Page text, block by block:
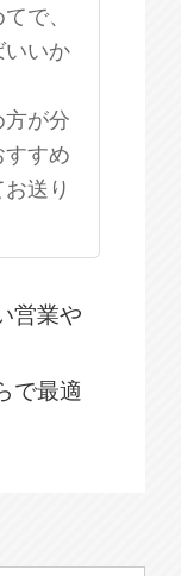
で、
いいか
が分
すめ
送り
営業や
で最適